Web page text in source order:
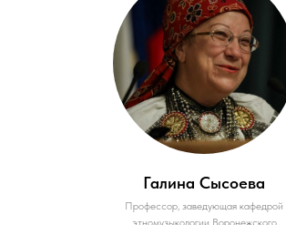
Галина Сысоева
Профессор, заведующая кафедрой
этномузыкологии Воронежского